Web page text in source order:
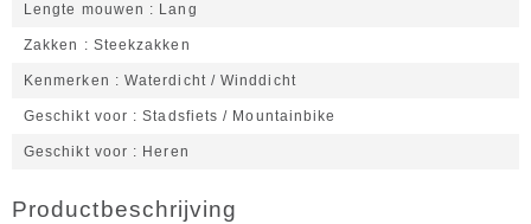
Lengte mouwen Lang
Zakken Steekzakken
Kenmerken Waterdicht / Winddicht
Geschikt voor Stadsfiets / Mountainbike
Geschikt voor Heren
Productbeschrijving